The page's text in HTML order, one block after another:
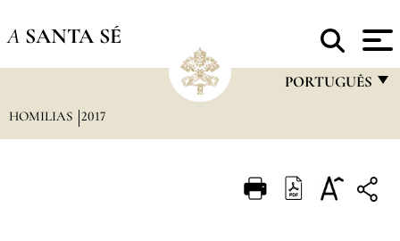
A SANTA SÉ
PORTUGUÊS
ITALIANO
HOMILIAS 2017